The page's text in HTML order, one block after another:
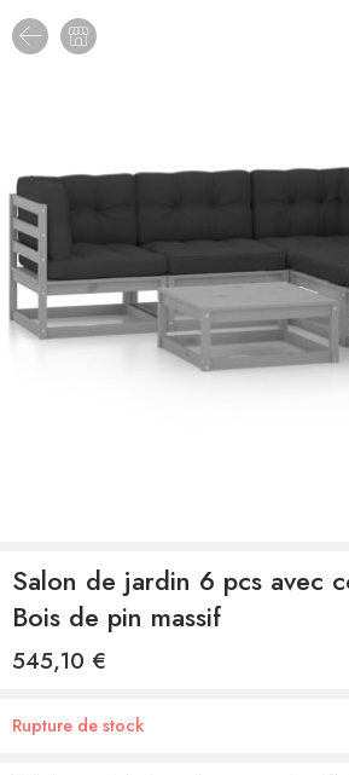
Salon de jardin 6 pcs avec
Bois de pin massif
545,10 €
Rupture de stock